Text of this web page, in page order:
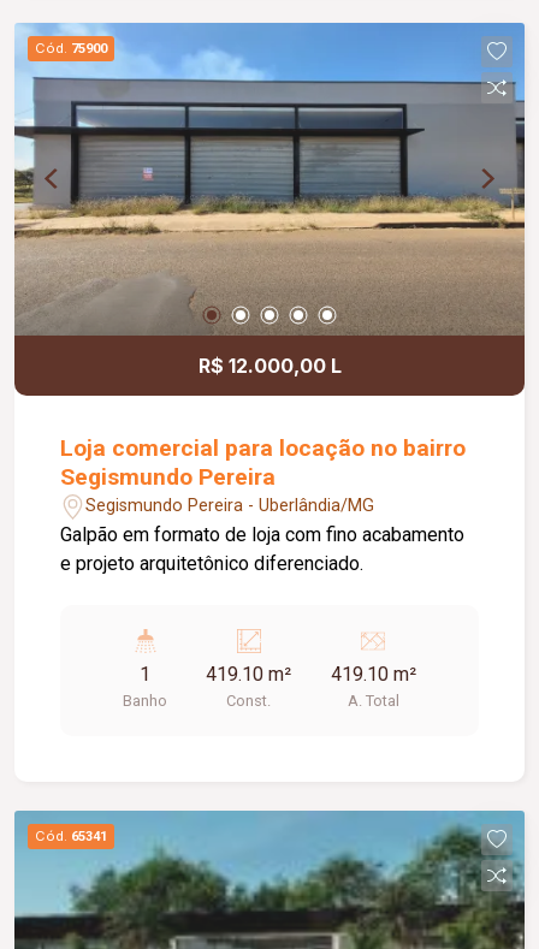
Cód. 75900
R$ 12.000,00 L
Loja comercial para locação no bairro
Segismundo Pereira
Segismundo Pereira - Uberlândia/MG
Galpão em formato de loja com fino acabamento
e projeto arquitetônico diferenciado.
1
Banho
419.10 m²
Const.
419.10 m²
A. Total
Cód. 65341